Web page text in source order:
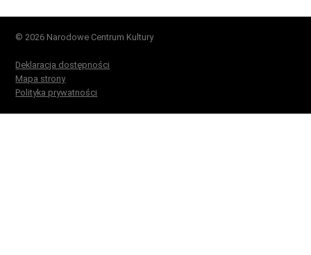
© 2026 Narodowe Centrum Kultury
Deklaracja dostępności
Mapa strony
Polityka prywatności